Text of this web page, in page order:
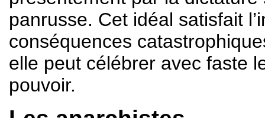
panrusse. Cet idéal satisfait
conséquences
elle peut célébrer avec faste
pouvoir.